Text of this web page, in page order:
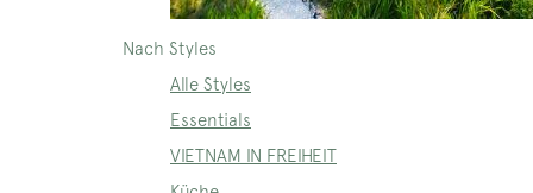
Nach Styles
Alle Styles
Essentials
VIETNAM IN FREIHEIT